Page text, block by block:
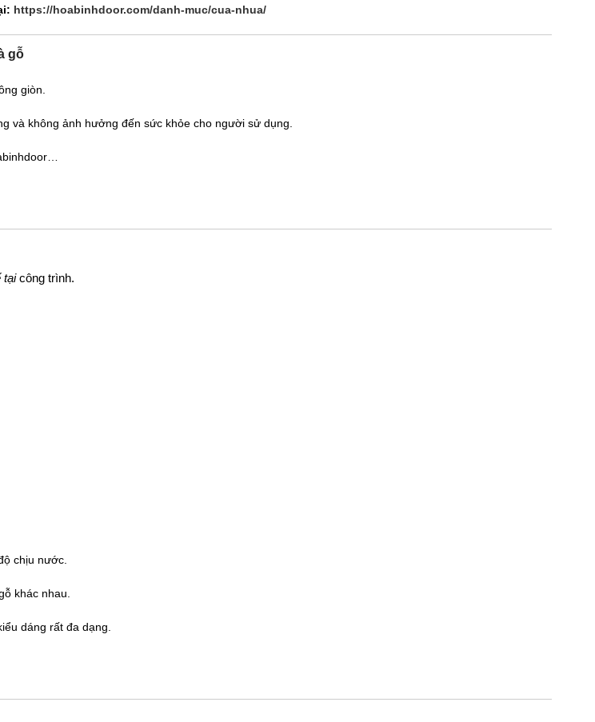
https://hoabinhdoor.com/danh-muc/cua-nhua/
gỗ
giòn.
và không ảnh hưởng đến sức khỏe cho người sử dụng.
tạicông trình.
chịu nước.
khác nhau.
dáng rất đa dạng.